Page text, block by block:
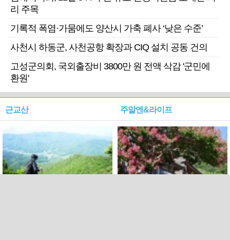
리 주목
기록적 폭염·가뭄에도 양산시 가축 폐사 ‘낮은 수준’
사천시 하동군, 사천공항 확장과 CIQ 설치 공동 건의
고성군의회, 국외출장비 3800만 원 전액 삭감 '군민에
환원'
근교산 주말엔&라이프